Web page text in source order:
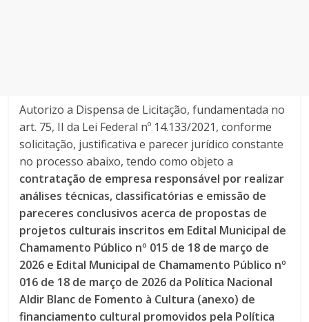
Autorizo a Dispensa de Licitação, fundamentada no
art. 75, II da Lei Federal nº 14.133/2021, conforme
solicitação, justificativa e parecer jurídico constante
no processo abaixo, tendo como objeto a
contratação de empresa responsável por realizar
análises técnicas, classificatórias e emissão de
pareceres conclusivos acerca de propostas de
projetos culturais inscritos em Edital Municipal de
Chamamento Público nº 015 de 18 de março de
2026 e Edital Municipal de Chamamento Público nº
016 de 18 de março de 2026 da Política Nacional
Aldir Blanc de Fomento à Cultura (anexo) de
financiamento cultural promovidos pela Política